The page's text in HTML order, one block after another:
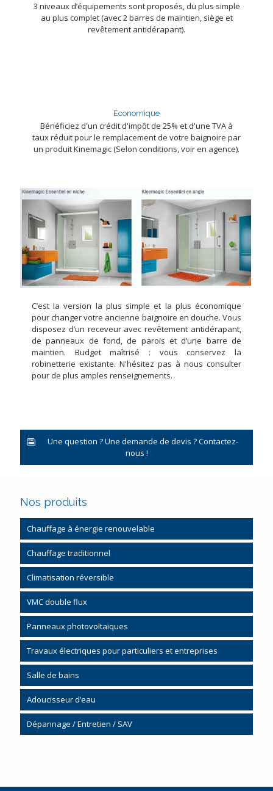
3 niveaux d’équipements sont proposés, du plus simple
au plus complet (avec 2 barres de maintien, siège et
revêtement antidérapant).
Économique
Bénéficiez d'un crédit d'impôt de 25% et d'une TVA à
taux réduit pour le remplacement de votre baignoire par
un produit Kinemagic (Selon conditions, voir en agence).
C’est la version la plus simple et la plus économique
pour changer votre ancienne baignoire en douche. Vous
disposez d’un receveur avec revêtement antidérapant,
de panneaux de fond, de parois et d’une barre de
maintien. Budget maîtrisé : vous conservez la
robinetterie existante. N'hésitez pas à nous consulter
pour de plus amples renseignements.
Une question ? Une demande de devis ? Contactez-
nous !
Nos produits
Chauffage à énergie renouvelable
Pompe à chaleur
Pompe à chaleur système gainable
Chauffe-eau thermodynamique
Chauffage solaire
Chauffe-eau solaire CESI
Poêle à bois bûches
Poêle bois à granulés
Chauffage traditionnel
Chauffage gaz et fioul
Régulation chauffage
Climatisation réversible
VMC double flux
Panneaux photovoltaïques
Travaux électriques pour particuliers et entreprises
Salle de bains
Salle de bain clé en main
Kinemagic
Mobilier
Adoucisseur d’eau
Dépannage / Entretien / SAV